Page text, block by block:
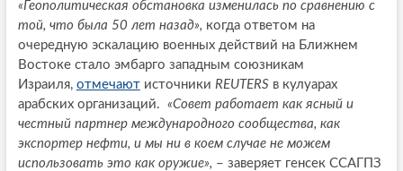
«Геополитическая обстановка изменилась по сравнению с
той, что была 50 лет назад», когда ответом на
очередную эскалацию военных действий на Ближнем
Востоке стало эмбарго западным союзникам
Израиля, отмечаютисточники REUTERS в кулуарах
арабских организаций. «Совет работает как ясный и
честный партнер международного сообщества, как
экспортер нефти, и мы ни в коем случае не можем
использовать это как оружие», – заверяет генсек ССАГПЗ